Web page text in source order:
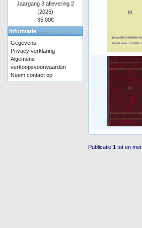
Publicatie 1 tot en met
Jaargang 3 aflevering 2
(2025)
35.00€
Informatie
Gegevens
Privacy verklaring
Algemene
verkoopsvoorwaarden
Neem contact op